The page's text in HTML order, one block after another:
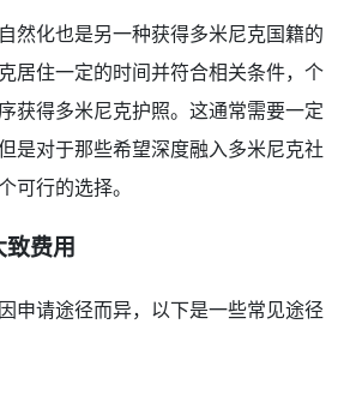
然化也是另一种获得多米尼克国籍的
居住一定的时间并符合相关条件，个
获得多米尼克护照。这通常需要一定
是对于那些希望深度融入多米尼克社
可行的选择。
致费用
申请途径而异，以下是一些常见途径